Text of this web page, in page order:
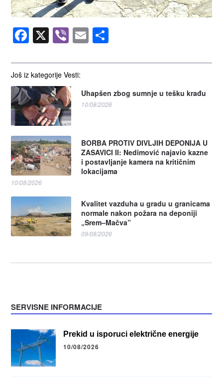
Još iz kategorije Vesti:
Uhapšen zbog sumnje u tešku krađu
10/08/2026
BORBA PROTIV DIVLJIH DEPONIJA U
ZASAVICI II: Nedimović najavio kazne
i postavljanje kamera na kritičnim
lokacijama
10/08/2026
Kvalitet vazduha u gradu u granicama
normale nakon požara na deponiji
„Srem–Mačva”
09/08/2026
Facebook
X ViberEmail
SERVISNE INFORMACIJE
Prekid u isporuci električne energije
10/08/2026